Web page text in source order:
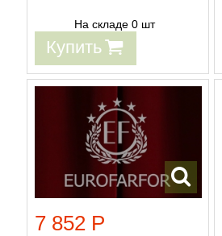
На складе 0 шт
Купить
7 852 Р